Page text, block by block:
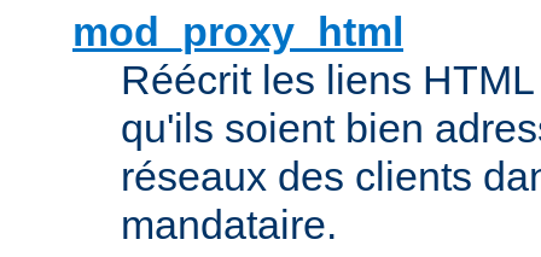
mod_proxy_html
Réécrit les liens
qu'ils soient bien
réseaux des clients
mandataire.